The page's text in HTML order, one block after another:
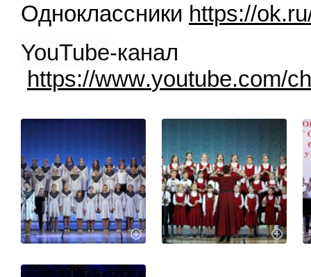
Одноклассники https://
YouTube-канал
https://www.youtube.com/